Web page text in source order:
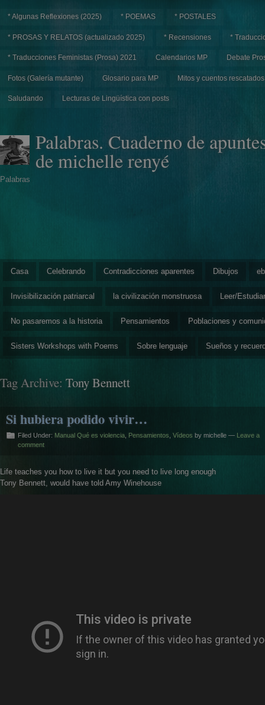
* Algunas Reflexiones (2025) * POEMAS * POSTALES
* PROSAS Y RELATOS (actualizado 2025) * Recensiones *
* Traducciones Feministas (Prosa) 2021 Calendarios MP Debate
Fotos (Galería mutante) Glosario para MP Mitos y cuentos rescatados
Saludando Lecturas de Lingüística con posts
Palabras. Cuaderno de
de michelle renyé
Palabras
Casa Celebrando Contradicciones aparentes Dibujos
Invisibilización patriarcal la civilización monstruosa Leer/Estudiar
No pasaremos a la historia Pensamientos Poblaciones y
Sisters Workshops with Poems Sobre lenguaje Sueños y
Tag Archive: Tony Bennett
Si hubiera podido vivir…
Filed Under: Manual Qué es violencia Pensamientos Vídeos by michelle — Leave a
comment
Life teaches you how to live it but you need to live long enough
Tony Bennett, would have told Amy Winehouse